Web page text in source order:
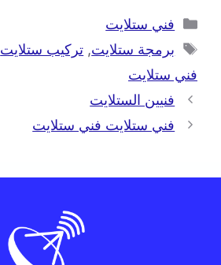
فني ستلايت
برمجة ستلايت, تركيب ستلايت
فني ستلايت
فنيين الستلايت
فني ستلايت فني ستلايت